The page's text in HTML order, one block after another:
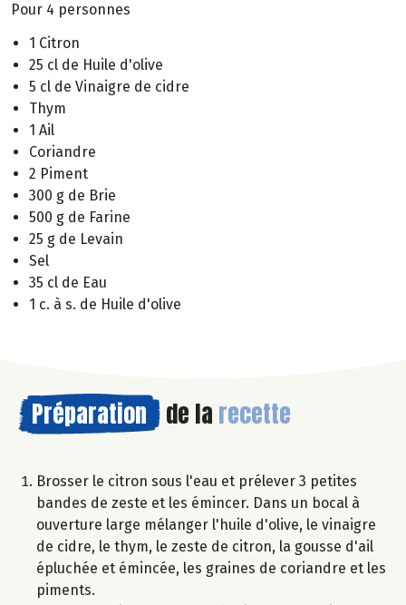
Pour 4 personnes
1 Citron
25 cl de Huile d'olive
5 cl de Vinaigre de cidre
Thym
1 Ail
Coriandre
2 Piment
300 g de Brie
500 g de Farine
25 g de Levain
Sel
35 cl de Eau
1 c. à s. de Huile d'olive
Préparation de la recette
Brosser le citron sous l'eau et prélever 3 petites
bandes de zeste et les émincer. Dans un bocal à
ouverture large mélanger l'huile d'olive, le vinaigre
de cidre, le thym, le zeste de citron, la gousse d'ail
épluchée et émincée, les graines de coriandre et les
piments.